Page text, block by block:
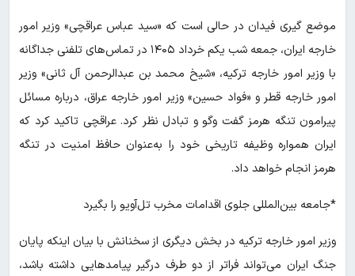
موضع گیری فیدان در حالی است که «سید عباس عراقچی» وزیر امور
خارجه ایران، جمعه شب یکم خرداد ۱۴۰۵ در تماس‌های تلفنی جداگانه
با وزیر امور خارجه ترکیه، «شیخ محمد بن عبدالرحمن آل ثانی» وزیر
امور خارجه قطر و «فواد حسین» وزیر امور خارجه عراق، درباره مسائل
پیرامون تنگه هرمز گفت وگو و تبادل نظر کرد. عراقچی تاکید کرد که
ایران همواره وظیفه تاریخی خود را به‌عنوان حافظ امنیت در تنگه
هرمز انجام خواهد داد.
*جامعه بین‌المللی جلوی اقدامات مخرب تل‌آویو را بگیرد
وزیر امور خارجه ترکیه در بخش دیگری از سخنانش با بیان اینکه پایان
جنگ ایران می‌تواند فراتر از دو طرف درگیر پیامدهایی داشته باشد،